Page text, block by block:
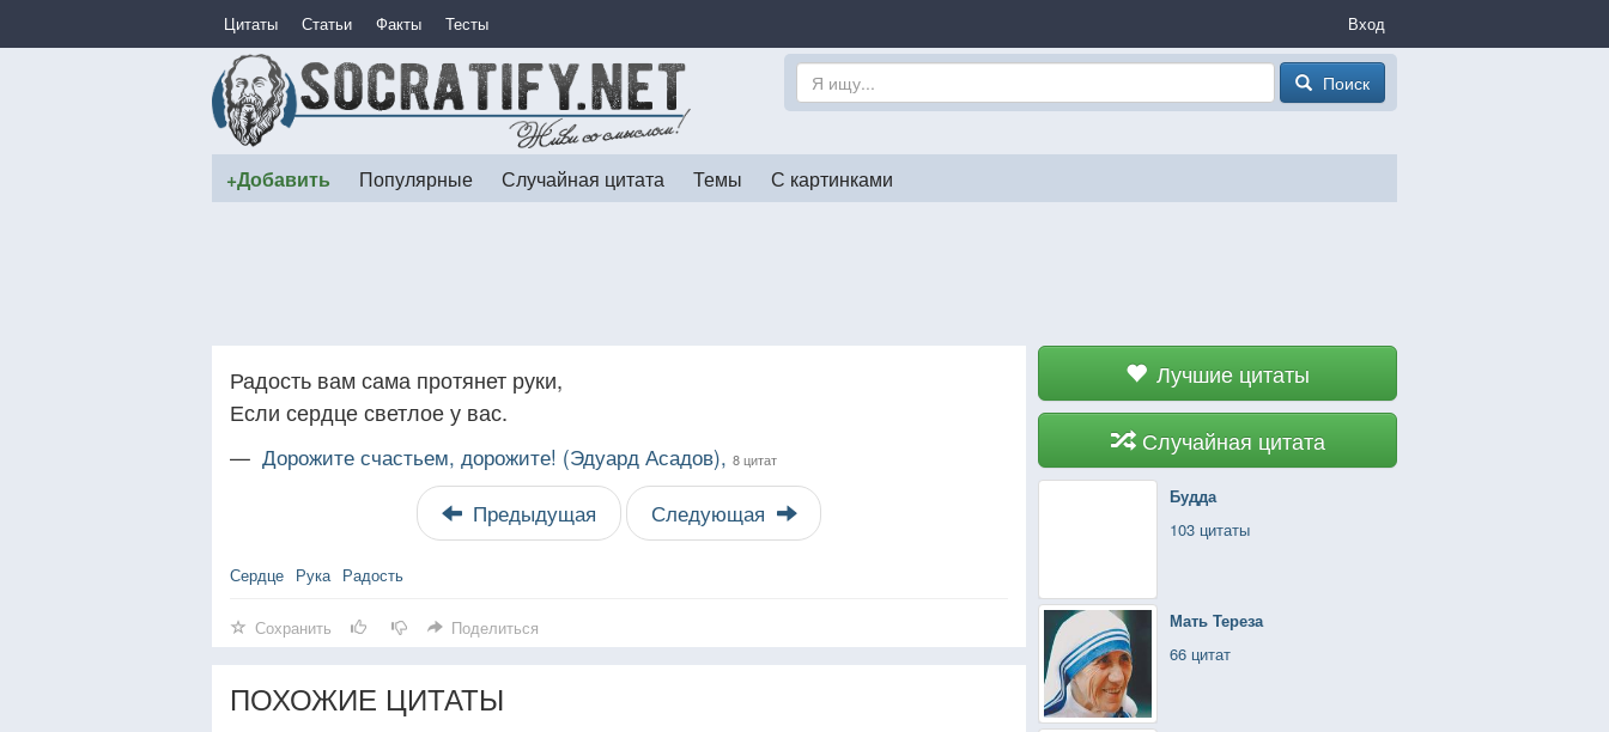
Цитаты Статьи Факты Тесты Вход
Поиск
+Добавить Популярные Случайная цитата Темы С картинками
Лучшие цитаты
Случайная цитата
Будда
103 цитаты
Мать Тереза
66 цитат
Радость вам сама протянет руки,
Если сердце светлое у вас.
— Дорожите счастьем, дорожите! (Эдуард Асадов), 8 цитат
Предыдущая Следующая
Сердце Рука Радость
Сохранить Поделиться
ПОХОЖИЕ ЦИТАТЫ